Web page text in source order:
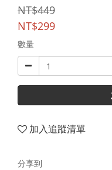
NT$449
NT$299
數量
加入追蹤清單
分享到